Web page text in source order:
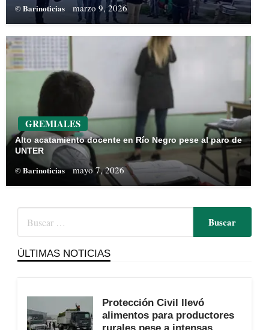
© Barinoticias marzo 9, 2026
GREMIALES
Alto acatamiento docente en Río Negro pese al paro de
UNTER
© Barinoticias mayo 7, 2026
ÚLTIMAS NOTICIAS
Protección Civil llevó
alimentos para productores
rurales pese a intensas